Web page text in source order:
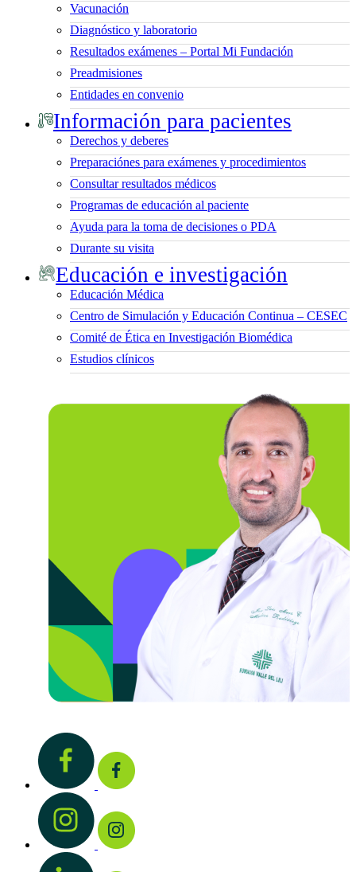
Vacunación
Diagnóstico y laboratorio
Resultados exámenes – Portal Mi Fundación
Preadmisiones
Entidades en convenio
Información para pacientes
Derechos y deberes
Preparaciónes para exámenes y procedimientos
Consultar resultados médicos
Programas de educación al paciente
Ayuda para la toma de decisiones o PDA
Durante su visita
Educación e investigación
Educación Médica
Centro de Simulación y Educación Continua – CESEC
Comité de Ética en Investigación Biomédica
Estudios clínicos